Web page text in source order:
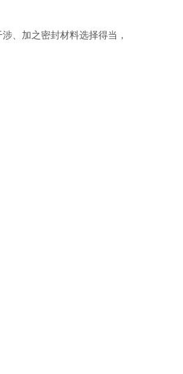
、加之密封材料选择得当，